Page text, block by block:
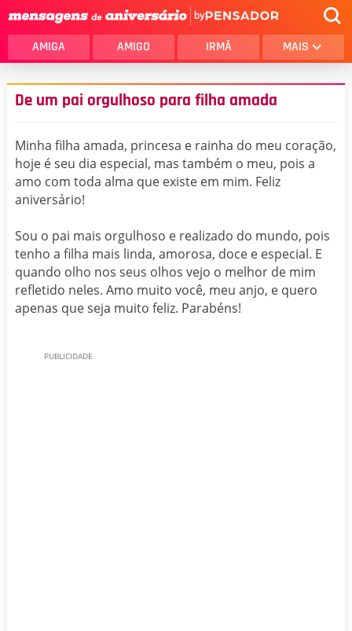
by
AMIGA AMIGO IRMÃ MAIS
De um pai orgulhoso para filha amada
Minha filha amada, princesa e rainha do meu coração,
hoje é seu dia especial, mas também o meu, pois a
amo com toda alma que existe em mim. Feliz
aniversário!
Sou o pai mais orgulhoso e realizado do mundo, pois
tenho a filha mais linda, amorosa, doce e especial. E
quando olho nos seus olhos vejo o melhor de mim
refletido neles. Amo muito você, meu anjo, e quero
apenas que seja muito feliz. Parabéns!